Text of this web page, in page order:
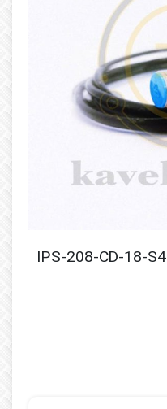
سنسور القایی سوکتی کد IPS-208-CD-18-S4